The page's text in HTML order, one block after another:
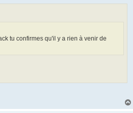
tu confirmes qu'il y a rien à venir de